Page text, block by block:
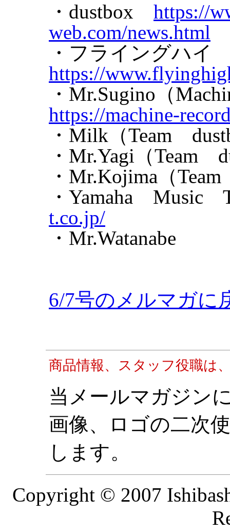
・dustbox https://
web.com/news.html
・フライングハ
https://
・Mr.Sugino（
https://machine-
・Milk（Team
・Mr.Yagi（Team
・Mr.Kojima（
・Yamaha
t.co.jp/
・Mr.Watanabe
6/7号のメルマガに
商品情報、スタッフ役職は
当メールマガジン
画像、ロゴの二次
します。
Copyright © 2007